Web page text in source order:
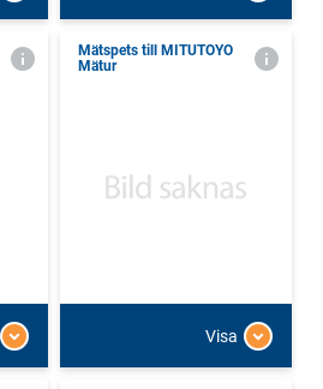
Mätspets till MITUTOYO
Mätur
Visa